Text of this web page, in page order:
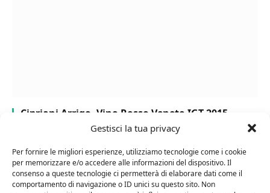
Gestisci la tua privacy
Per fornire le migliori esperienze, utilizziamo tecnologie come i cookie
per memorizzare e/o accedere alle informazioni del dispositivo. Il
consenso a queste tecnologie ci permetterà di elaborare dati come il
comportamento di navigazione o ID unici su questo sito. Non
Cipriani Arrigo, Vino Rosso Veneto IGT 2015,
Bottiglia Numerata, Produzione Limitata, 750 Ml